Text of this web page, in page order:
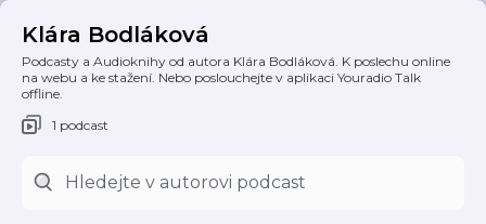
Klára Bodláková
Podcasty a Audioknihy od autora Klára Bodláková. K poslechu online
na webu a ke stažení. Nebo poslouchejte v aplikaci Youradio Talk
offline.
1 podcast